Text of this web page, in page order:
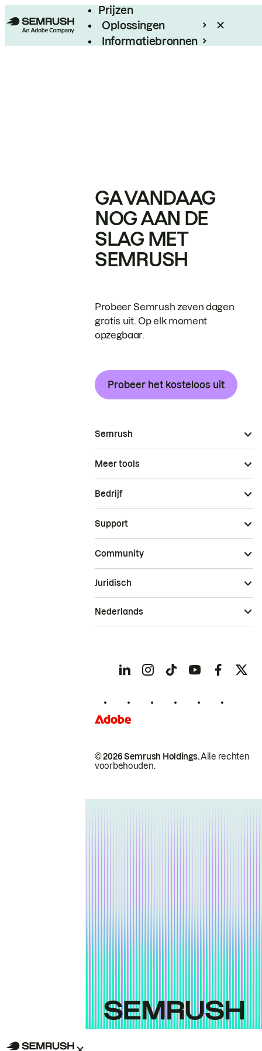
Prijzen
Oplossingen
Informatiebronnen
GA VANDAAG
NOG AAN DE
SLAG MET
SEMRUSH
Probeer Semrush zeven dagen
gratis uit. Op elk moment
opzegbaar.
Probeer het kosteloos uit
Semrush
Meer tools
Bedrijf
Support
Community
© 2026 Semrush Holdings.Alle rechten
voorbehouden.
Juridisch
Nederlands